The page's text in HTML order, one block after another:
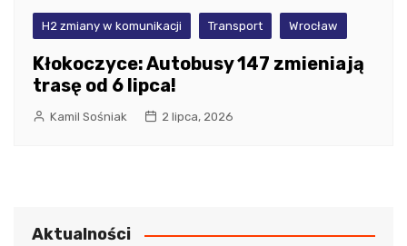
H2 zmiany w komunikacji Transport Wrocław
Kłokoczyce: Autobusy 147 zmieniają
trasę od 6 lipca!
Kamil Sośniak 2 lipca, 2026
Aktualności